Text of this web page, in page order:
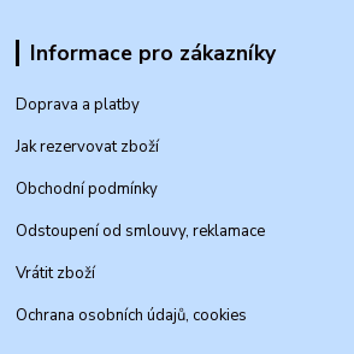
Informace pro zákazníky
Doprava a platby
Jak rezervovat zboží
Obchodní podmínky
Odstoupení od smlouvy, reklamace
Vrátit zboží
Ochrana osobních údajů, cookies